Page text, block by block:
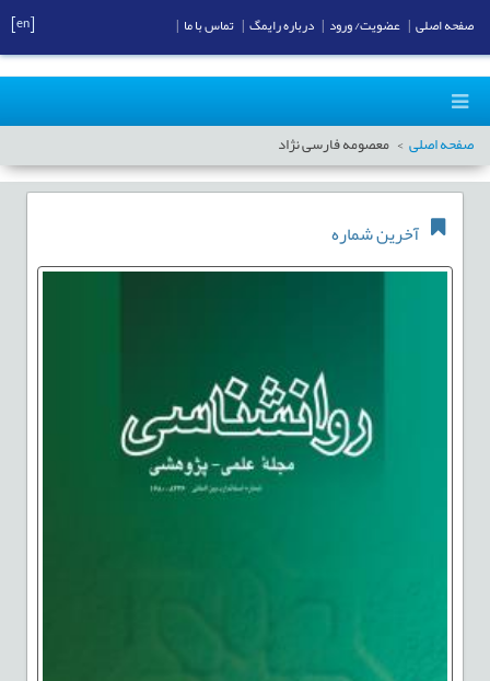
صفحه اصلی معصومه فارسی نژاد
آخرین شماره
صفحه اصلی عضویت/ ورود درباره رایمگ تماس با ما